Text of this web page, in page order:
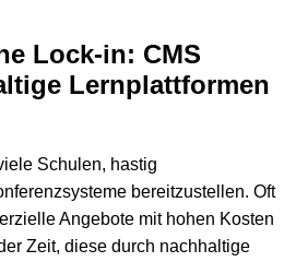
Lock-in: CMS
Lernplattformen
Schulen, hastig
bereitzustellen. Oft
Angebote mit hohen Kosten
Zeit, diese durch nachhaltige